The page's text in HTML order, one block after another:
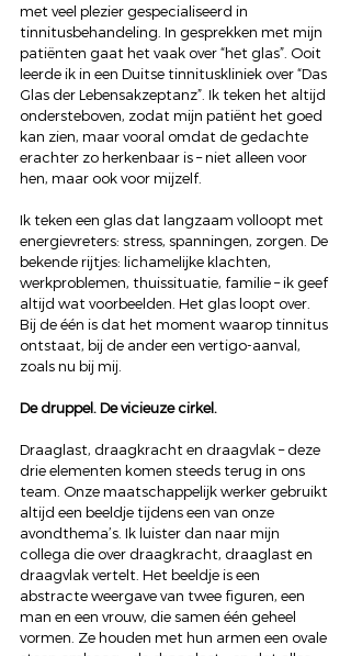
met veel plezier gespecialiseerd in
tinnitusbehandeling. In gesprekken met mijn
patiënten gaat het vaak over “het glas”. Ooit
leerde ik in een Duitse tinnituskliniek over “Das
Glas der Lebensakzeptanz”. Ik teken het altijd
ondersteboven, zodat mijn patiënt het goed
kan zien, maar vooral omdat de gedachte
erachter zo herkenbaar is – niet alleen voor
hen, maar ook voor mijzelf.
Ik teken een glas dat langzaam volloopt met
energievreters: stress, spanningen, zorgen. De
bekende rijtjes: lichamelijke klachten,
werkproblemen, thuissituatie, familie – ik geef
altijd wat voorbeelden. Het glas loopt over.
Bij de één is dat het moment waarop tinnitus
ontstaat, bij de ander een vertigo-aanval,
zoals nu bij mij.
De druppel. De vicieuze cirkel.
Draaglast, draagkracht en draagvlak – deze
drie elementen komen steeds terug in ons
team. Onze maatschappelijk werker gebruikt
altijd een beeldje tijdens een van onze
avondthema’s. Ik luister dan naar mijn
collega die over draagkracht, draaglast en
draagvlak vertelt. Het beeldje is een
abstracte weergave van twee figuren, een
man en een vrouw, die samen één geheel
vormen. Ze houden met hun armen een ovale